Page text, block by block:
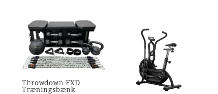
Throwdown FXD
Træningsbænk